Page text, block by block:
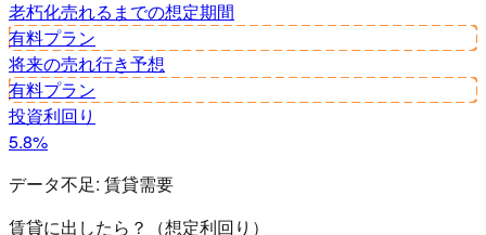
老朽化売れるまでの想定期間
有料プラン
将来の売れ行き予想
有料プラン
投資利回り
5.8%
データ不足: 賃貸需要
賃貸に出したら？（想定利回り）